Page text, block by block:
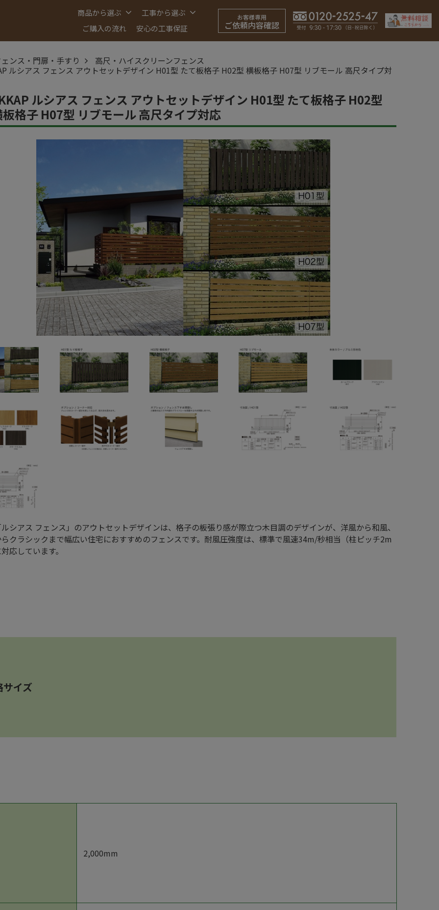
商品から選ぶ
工事から選ぶ
ご購入の流れ
安心の工事保証
お客様専用
ご依頼内容確認
ンス・門扉・手すり
高尺・ハイスクリーンフェンス
ルシアス フェンス アウトセットデザイン H01型 たて板格子 H02型 横板格子 H07型 リブモール 高尺タイプ対
ルシアス フェンス アウトセットデザイン H01型 たて板格子 H02型
格子 H07型 リブモール 高尺タイプ対応
ルシアス フェンス」のアウトセットデザインは、格子の板張り感が際立つ木目調のデザインが、洋風から和風、
クラシックまで幅広い住宅におすすめのフェンスです。耐風圧強度は、標準で風速34m/秒相当（柱ピッチ2m
応しています。
サイズ
2,000mm